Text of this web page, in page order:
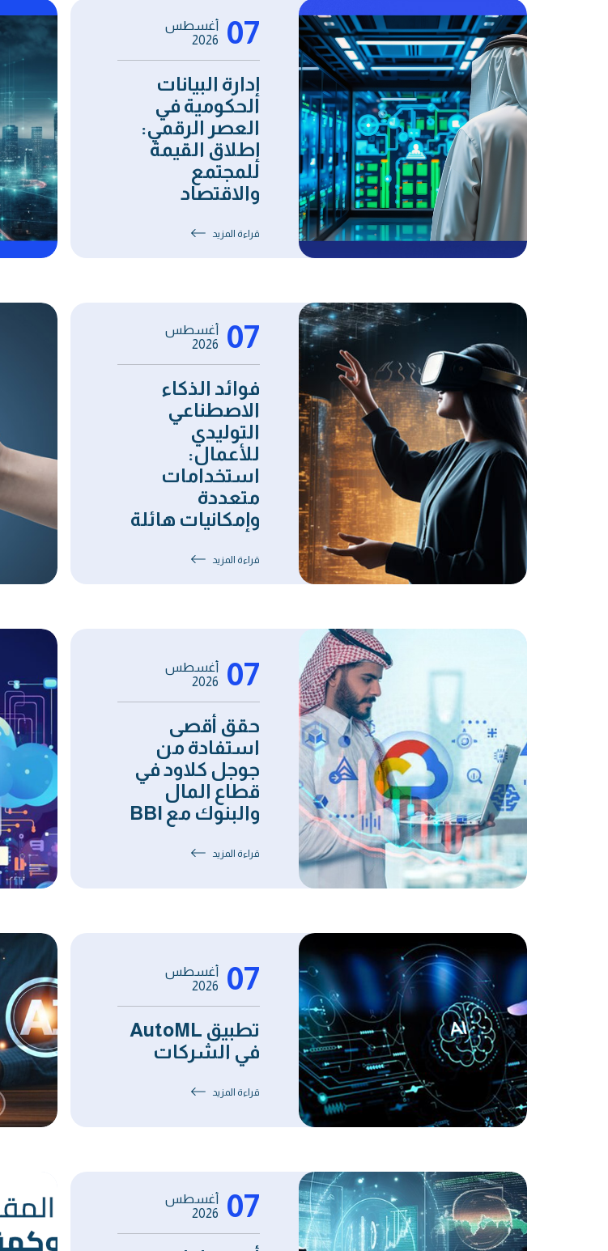
07
أغسطس
2026
إدارة البيانات
الحكومية في
العصر الرقمي:
إطلاق القيمة
للمجتمع
والاقتصاد
قراءة المزيد
07
أغسطس
2026
فوائد الذكاء
الاصطناعي
التوليدي
للأعمال:
استخدامات
متعددة
وإمكانيات هائلة
قراءة المزيد
07
أغسطس
2026
حقق أقصى
استفادة من
جوجل كلاود في
قطاع المال
والبنوك مع BBI
قراءة المزيد
07
أغسطس
2026
تطبيق AutoML
في الشركات
قراءة المزيد
07
أغسطس
2026